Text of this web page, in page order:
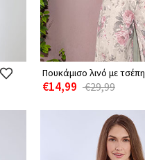
Πουκάμισο λινό με τσέπη
€14,99 €29,99